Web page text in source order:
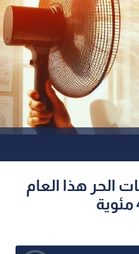
الحر هذا العام